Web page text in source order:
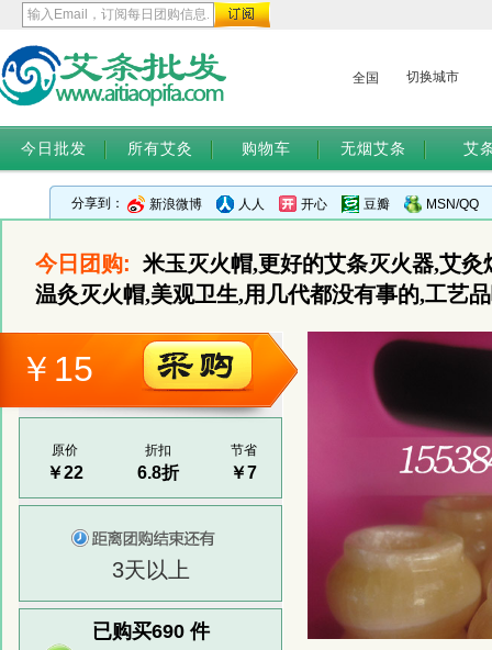
全国 切换城市
今日批发 所有艾灸 购物车 无烟艾条 艾
分享到： 新浪微博 人人 开心 豆瓣 MSN/QQ
今日团购: 米玉灭火帽,更好的艾条灭火器,艾
温灸灭火帽,美观卫生,用几代都没有事的,工艺
￥15
原价 折扣 节省
￥22 6.8折 ￥7
3天以上
已购买690 件